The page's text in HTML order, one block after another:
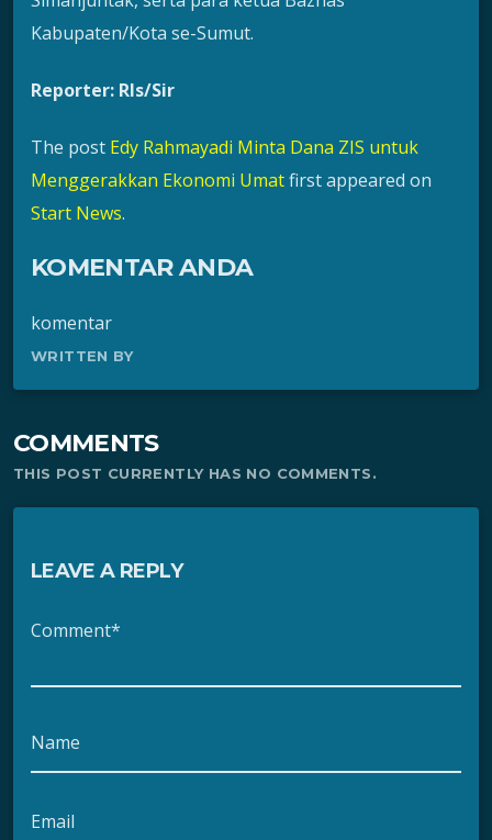
Kabupaten/Kota se-Sumut.
Reporter: Rls/Sir
The post Edy Rahmayadi Minta Dana ZIS untuk
Menggerakkan Ekonomi Umatfirst appeared on
Start News.
KOMENTAR ANDA
komentar
WRITTEN BY
COMMENTS
THIS POST CURRENTLY HAS NO COMMENTS.
LEAVE A REPLY
Comment*
Name
Email